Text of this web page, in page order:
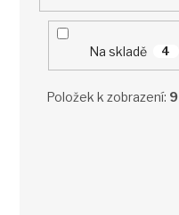
Na skladě 4
Položek k zobrazení: 9